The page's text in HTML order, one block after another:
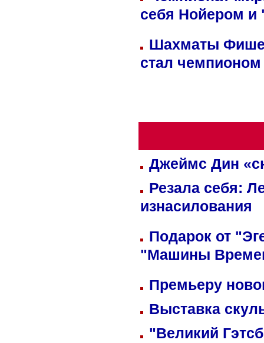
себя Нойером и
Шахматы
стал
Джеймс Дин
Резала себя:
изнасилования
Подарок от
"Машины
Премьеру
Выставка
"Великий